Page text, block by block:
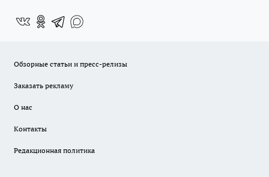
Обзорные статьи и пресс-релизы
Заказать рекламу
О нас
Контакты
Редакционная политика